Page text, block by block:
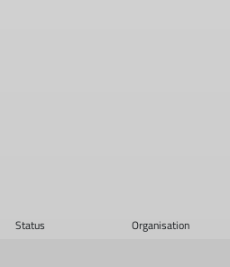
Status Organisation